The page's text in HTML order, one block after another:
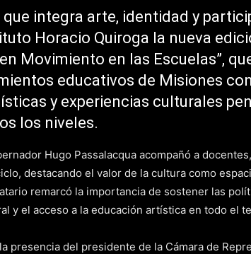
integra arte, identidad y
Horacio Quiroga la nueva
Movimiento en las Escuelas”,
educativos de Misiones
y experiencias culturales
los niveles.
Hugo Passalacqua acompañó a
destacando el valor de la cultura como
remarcó la importancia de sostener las
y el acceso a la educación artística en todo el
presencia del presidente de la Cámara de